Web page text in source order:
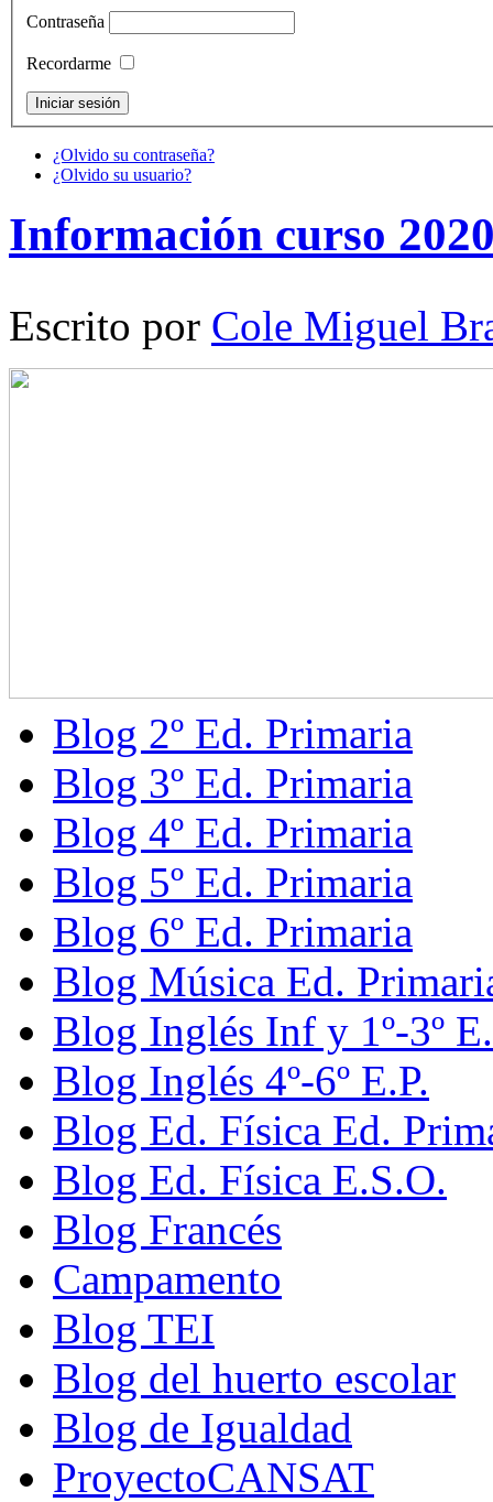
Contraseña
Recordarme
¿Olvido su contraseña?
¿Olvido su usuario?
Información curso
Escrito por Cole Miguel
Blog 2º Ed. Primaria
Blog 3º Ed. Primaria
Blog 4º Ed. Primaria
Blog 5º Ed. Primaria
Blog 6º Ed. Primaria
Blog Música Ed.
Blog Inglés Inf y 1º-3º
Blog Inglés 4º-6º E.P.
Blog Ed. Física Ed.
Blog Ed. Física E.S.O.
Blog Francés
Campamento
Blog TEI
Blog del huerto escolar
Blog de Igualdad
ProyectoCANSAT